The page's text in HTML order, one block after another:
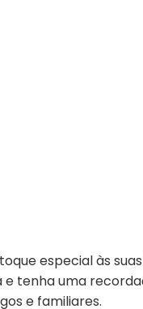
especial às
e tenha uma
e familiares.